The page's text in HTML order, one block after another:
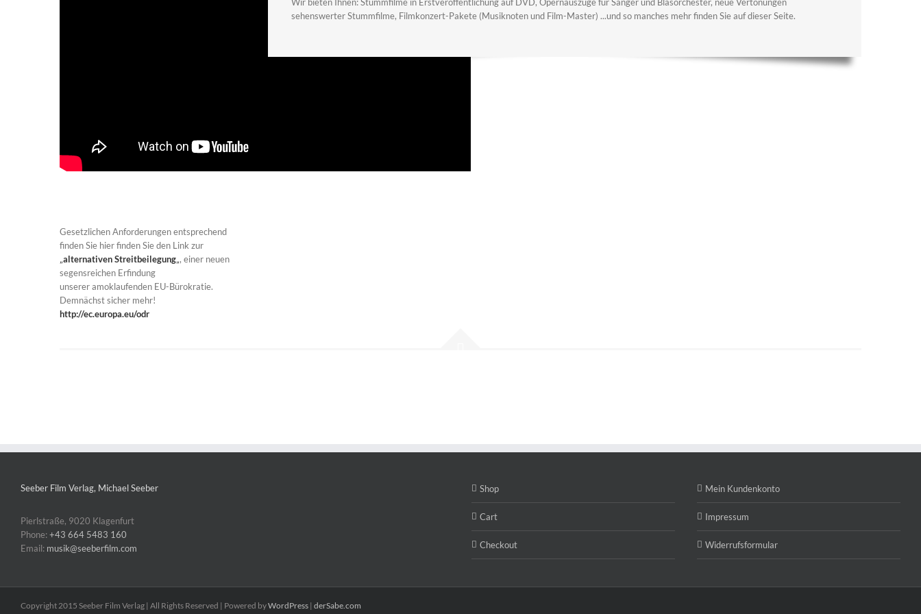
Gesetzlichen Anforderungen entsprechend
finden Sie hier finden Sie den Link zur
„alternativen Streitbeilegung„, einer neuen
segensreichen Erfindung
unserer amoklaufenden EU-Bürokratie.
Demnächst sicher mehr!
http://ec.europa.eu/odr
sehenswerter Stummfilme, Filmkonzert-Pakete (Musiknoten und Film-Master) ...und so manches mehr finden Sie auf dieser Seite.
Seeber Film Verlag, Michael Seeber
Pierlstraße, 9020 Klagenfurt
Phone:+43 664 5483 160
Email: musik@seeberfilm.com
Shop
Cart
Checkout
Mein Kundenkonto
Impressum
Widerrufsformular
Copyright 2015 Seeber Film Verlag | All Rights Reserved | Powered byWordPress | derSabe.com